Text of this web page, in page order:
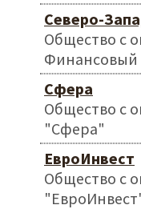
Северо-
Общество с
Финансовый
Сфера
Общество с
"Сфера"
ЕвроИнвест
Общество с